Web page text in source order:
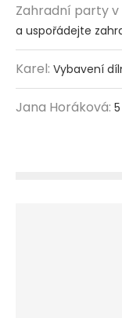
Zahradní party v
a uspořádejte
Karel: Vybavení
Jana Horáková: